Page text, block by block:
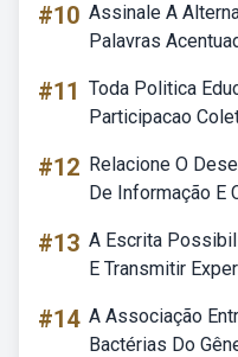
#10 Assinale A
Palavras
#11 Toda Politica
Participacao
#12 Relacione O
De Informação E
#13 A Escrita
E Transmitir
#14 A Associação
Bactérias Do